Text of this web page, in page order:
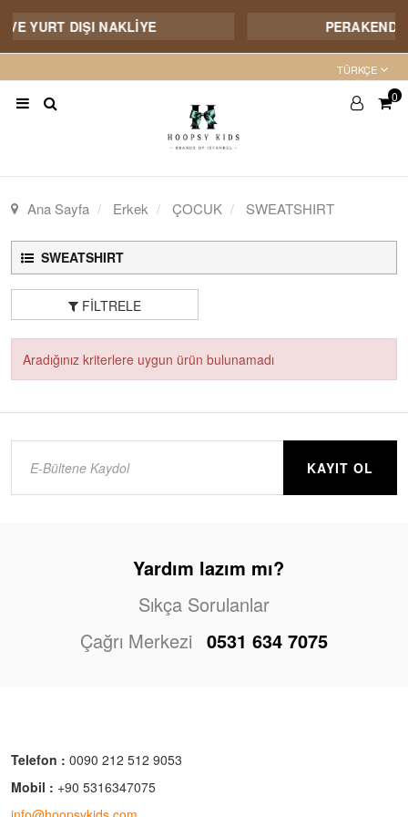
YURT DIŞI NAKLİYE
TÜRKÇE
0
Ana Sayfa Erkek ÇOCUK SWEATSHIRT
SWEATSHIRT
FILTRELE
Aradığınız kriterlere uygun ürün bulunamadı
KAYIT OL
Yardım lazım mı?
Sıkça Sorulanlar
Çağrı Merkezi 0531 634 7075
Telefon : 0090 212 512 9053
Mobil : +90 5316347075